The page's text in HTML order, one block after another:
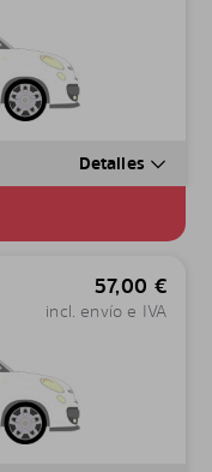
Detalles
57,00 €
incl. envío e IVA